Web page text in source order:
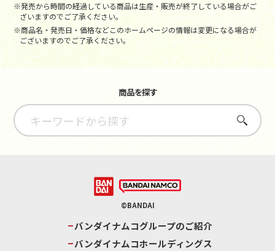
※発売から時間の経過している商品は生産・販売が終了している場合がご
ざいますのでご了承ください。
※商品名・発売日・価格などこのホームページの情報は変更になる場合が
ございますのでご了承ください。
商品を探す
さがす
©BANDAI
バンダイナムコグループのご紹介
バンダイナムコホールディングス